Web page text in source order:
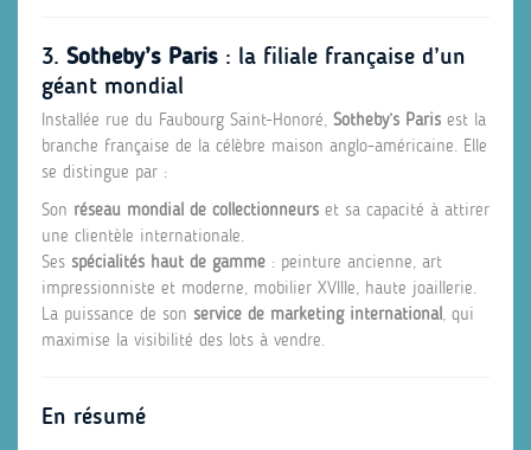
3. Sotheby’s Paris : la filiale française d’un
géant mondial
Installée rue du Faubourg Saint-Honoré, Sotheby’s Paris est la
branche française de la célèbre maison anglo-américaine. Elle
se distingue par :
Son réseau mondial de collectionneurs et sa capacité à attirer
une clientèle internationale.
Ses spécialités haut de gamme : peinture ancienne, art
impressionniste et moderne, mobilier XVIIIe, haute joaillerie.
La puissance de son service de marketing international, qui
maximise la visibilité des lots à vendre.
En résumé